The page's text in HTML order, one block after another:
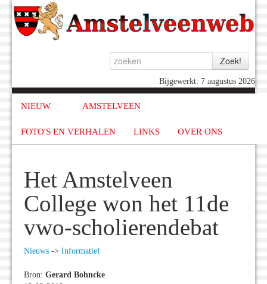
Bijgewerkt: 7 augustus 2026
NIEUW AMSTELVEEN
FOTO'S EN VERHALEN LINKS OVER ONS
Het Amstelveen
College won het 11de
vwo-scholierendebat
Nieuws -> Informatief
Bron: Gerard Bohncke